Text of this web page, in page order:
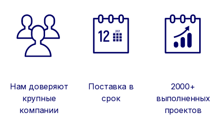
Нам доверяют
крупные
компании
Поставка в
срок
2000+
выполненных
проектов